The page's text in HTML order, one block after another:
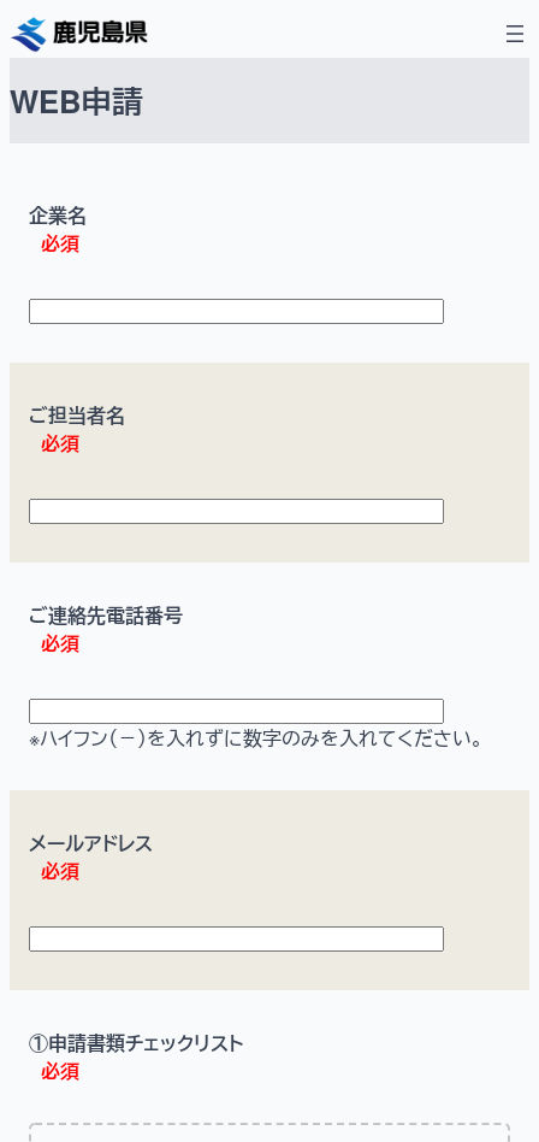
内
容
ス
WEB申請
企業名
必須
ご担当者名
必須
ご連絡先電話番号
必須
※ハイフン（－）を入れずに数字のみを入れてください。
メールアドレス
必須
①申請書類チェックリスト
必須